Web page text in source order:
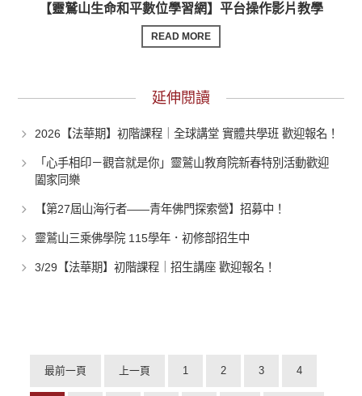
【靈鷲山生命和平數位學習網】平台操作影片教學
READ MORE
延伸閱讀
2026【法華期】初階課程｜全球講堂 實體共學班 歡迎報名！
「心手相印－觀音就是你」靈鷲山教育院新春特別活動歡迎
闔家同樂
【第27屆山海行者——青年佛門探索營】招募中！
靈鷲山三乘佛學院 115學年．初修部招生中
3/29【法華期】初階課程｜招生講座 歡迎報名！
最前一頁 上一頁 1 2 3 4